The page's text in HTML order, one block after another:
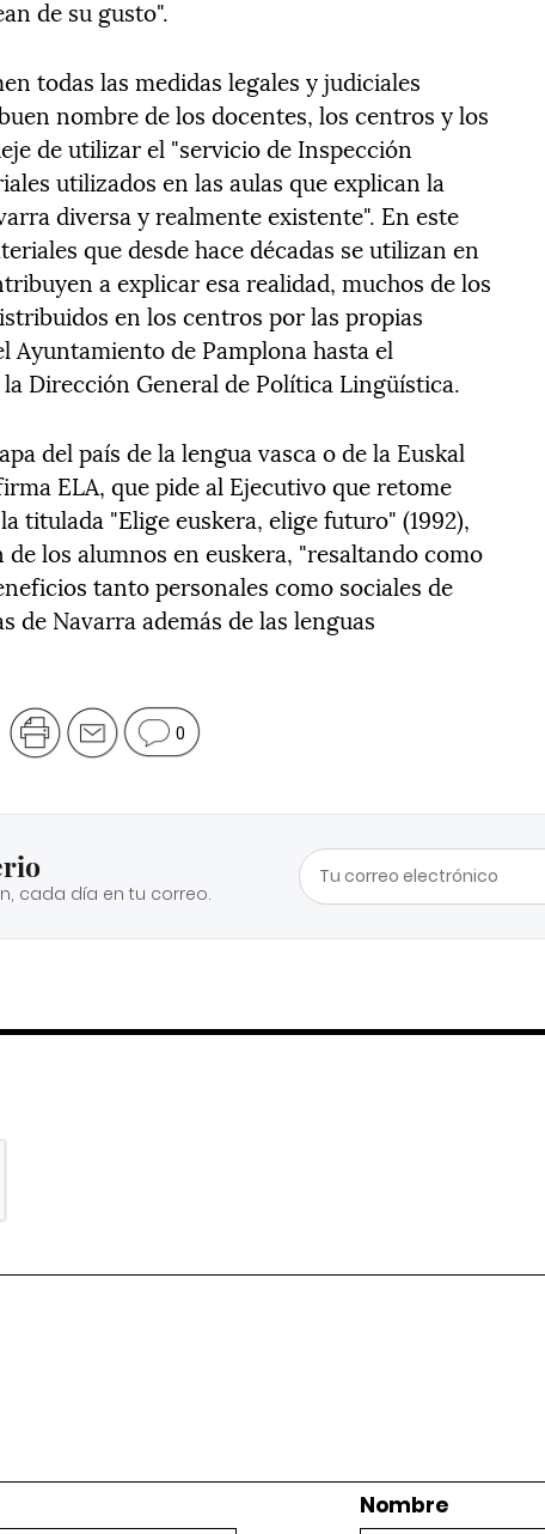
de su gusto".
todas las medidas legales y judiciales
nombre de los docentes, los centros y los
de utilizar el "servicio de Inspección
utilizados en las aulas que explican la
diversa y realmente existente". En este
que desde hace décadas se utilizan en
a explicar esa realidad, muchos de los
en los centros por las propias
Ayuntamiento de Pamplona hasta el
Dirección General de Política Lingüística.
del país de la lengua vasca o de la Euskal
ELA, que pide al Ejecutivo que retome
titulada "Elige euskera, elige futuro" (1992),
los alumnos en euskera, "resaltando como
tanto personales como sociales de
de Navarra además de las lenguas
0
cada día en tu correo.
Nombre